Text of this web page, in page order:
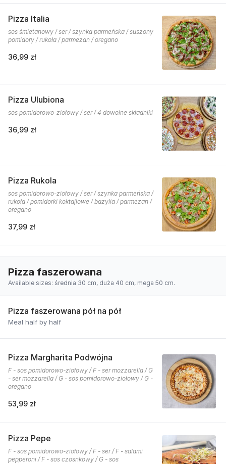
Pizza Italia
sos śmietanowy / ser / szynka parmeńska / suszony
pomidory / rukoła / parmezan / oregano
36,99 zł
Pizza Ulubiona
sos pomidorowo-ziołowy / ser / 4 dowolne składniki
36,99 zł
Pizza Rukola
sos pomidorowo-ziołowy / ser / szynka parmeńska /
rukoła / pomidorki koktajlowe / bazylia / parmezan /
oregano
37,99 zł
Pizza faszerowana
Available sizes: średnia 30 cm, duża 40 cm, mega 50 cm.
Pizza faszerowana pół na pół
Meal half by half
Pizza Margharita Podwójna
F - sos pomidorowo-ziołowy / F - ser mozzarella / G
- ser mozzarella / G - sos pomidorowo-ziołowy / G -
oregano
53,99 zł
Pizza Pepe
F - sos pomidorowo-ziołowy / F - ser / F - salami
pepperoni / F - sos czosnkowy / G - sos